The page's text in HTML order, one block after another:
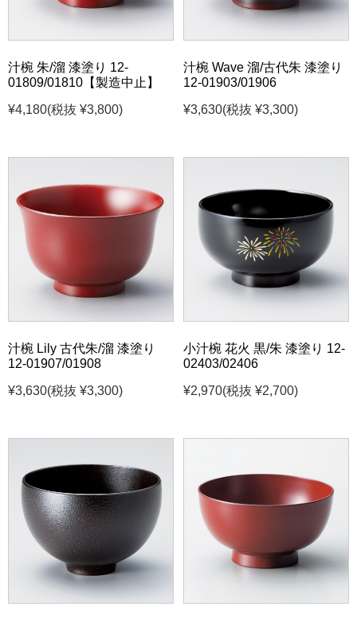
汁椀 朱/溜 漆塗り 12-
01809/01810【製造中止】
¥4,180(税抜 ¥3,800)
汁椀 Wave 溜/古代朱 漆塗り
12-01903/01906
¥3,630(税抜 ¥3,300)
汁椀 Lily 古代朱/溜 漆塗り
12-01907/01908
¥3,630(税抜 ¥3,300)
小汁椀 花火 黒/朱 漆塗り 12-
02403/02406
¥2,970(税抜 ¥2,700)